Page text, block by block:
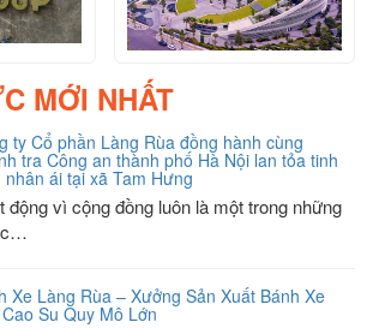
MỚI NHẤT
ty Cổ phần Làng Rùa đồng hành cùng
tra Công an thành phố Hà Nội lan tỏa tinh
nhân ái tại xã Tam Hưng
động vì cộng đồng luôn là một trong những
Xe Làng Rùa – Xưởng Sản Xuất Bánh Xe
Su Quy Mô Lớn